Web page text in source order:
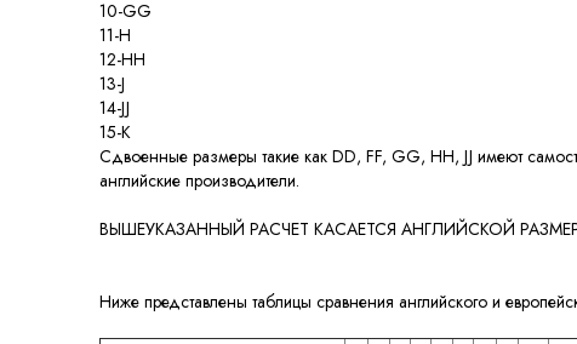
10-GG
11-H
12-HH
13-J
14-JJ
15-K
Сдвоенные размеры такие как DD, FF, GG, HH, JJ имеют
английские производители.
ВЫШЕУКАЗАННЫЙ РАСЧЕТ КАСАЕТСЯ АНГЛИЙСКОЙ
Ниже представлены таблицы сравнения английского и